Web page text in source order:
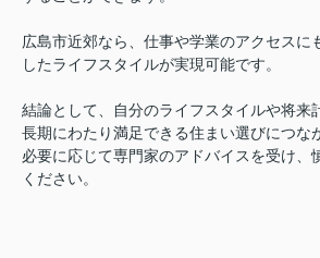
広島市近郊なら、仕事や学業のアクセスに
したライフスタイルが実現可能です。
結論として、自分のライフスタイルや将来
長期にわたり満足できる住まい選びにつな
必要に応じて専門家のアドバイスを受け、
ください。